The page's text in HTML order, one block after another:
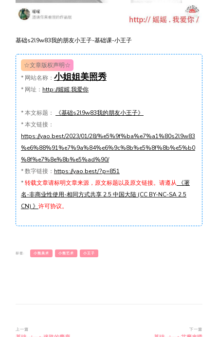
基础s2l9w83我的朋友小王子-基础课-小王子
☆文章版权声明☆
* 网站名称： 小姐姐美照秀
* 网址： http://媱媱.我爱你
*本文标题：
《基础s2l9w83我的朋友小王子》
*本文链接：
https://yao.best/2023/01/28/%e5%9f%ba%e7%a1%80s2l9w83
%e6%88%91%e7%9a%84%e6%9c%8b%e5%8f%8b%e5%b0
%8f%e7%8e%8b%e5%ad%90/
*数字链接： https://yao.best/?p=851
*转载文章请标明文章来源，原文标题以及原文链接。请遵从 《署
名-非商业性使用-相同方式共享 2.5 中国大陆 (CC BY-NC-SA 2.5
CN) 》 许可协议。
标签: 小熊美术 小熊艺术 小王子
博
上一篇 下一篇